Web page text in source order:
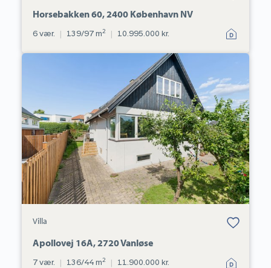
Horsebakken 60, 2400 København NV
6 vær. | 139/97 m2 | 10.995.000 kr.
Vanløse
Villa
Bolig er gemt
under dine
Apollovej 16A, 2720 Vanløse
7 vær. | 136/44 m2 | 11.900.000 kr.